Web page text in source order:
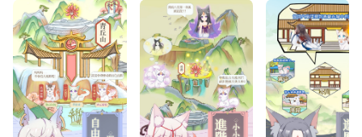
山中閑暇日，下山遊玩時。咦，我的脚邊怎麼趴著一隻小狐
狸？小狐狸看著還蠻聰明可愛的，那就帶回山上好好培養一
番吧！至於是化身成人還是淪為平庸，全看它自己的造化啦
~
【偶遇狐妖求收留】
自古狐妖多形態，小狐狸資質各异，種類繁多，紅狐，灰